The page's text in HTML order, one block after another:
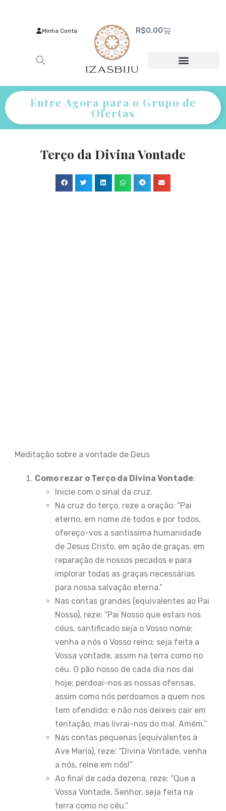
Minha Conta R$0,00
Entre Agora para o Grupo de
Ofertas
Terço da Divina Vontade
Meditação sobre a vontade de Deus
Como rezar o Terço da Divina Vontade:
Inicie com o sinal da cruz.
Na cruz do terço, reze a oração: “Pai
eterno, em nome de todos e por todos,
ofereço-vos a santíssima humanidade
de Jesus Cristo, em ação de graças, em
reparação de nossos pecados e para
implorar todas as graças necessárias
para nossa salvação eterna.”
Nas contas grandes (equivalentes ao Pai
Nosso), reze: “Pai Nosso que estais nos
céus, santificado seja o Vosso nome;
venha a nós o Vosso reino; seja feita a
Vossa vontade, assim na terra como no
céu. O pão nosso de cada dia nos dai
hoje; perdoai-nos as nossas ofensas,
assim como nós perdoamos a quem nos
tem ofendido; e não nos deixeis cair em
tentação, mas livrai-nos do mal. Amém.”
Nas contas pequenas (equivalentes à
Ave Maria), reze: “Divina Vontade, venha
a nós, reine em nós!”
Ao final de cada dezena, reze: “Que a
Vossa Vontade, Senhor, seja feita na
terra como no céu.”